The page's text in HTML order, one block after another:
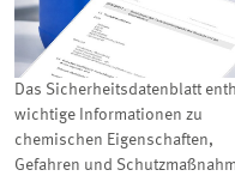
Das Sicherheitsdatenblatt
wichtige Informationen zu
chemischen Eigenschaften,
Gefahren und